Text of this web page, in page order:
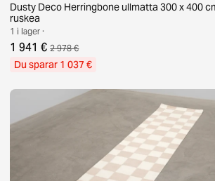
Dusty Deco Herringbone ullmatta 300 x 400
ruskea
1 i lager ·
1 941 € 2 978 €
Du sparar 1 037 €